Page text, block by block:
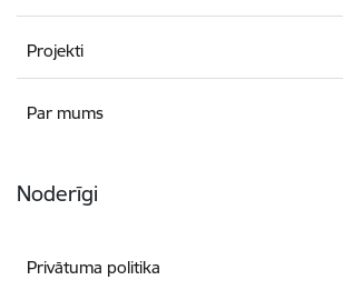
Projekti
Par mums
Noderīgi
Privātuma politika